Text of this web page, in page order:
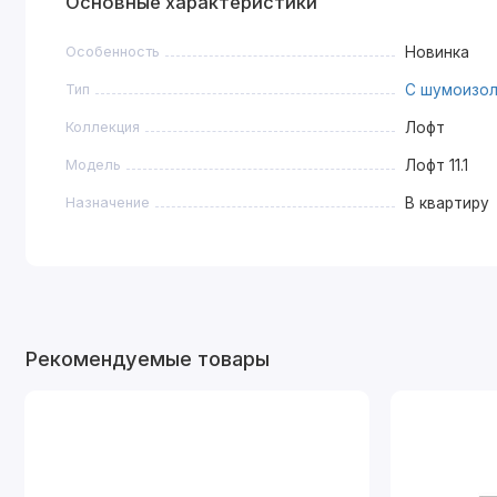
Особенность Новинка
Тип С
Коллекция Лофт
Модель Лофт 11.1
Назначение В квартиру
Рекомендуемые товары